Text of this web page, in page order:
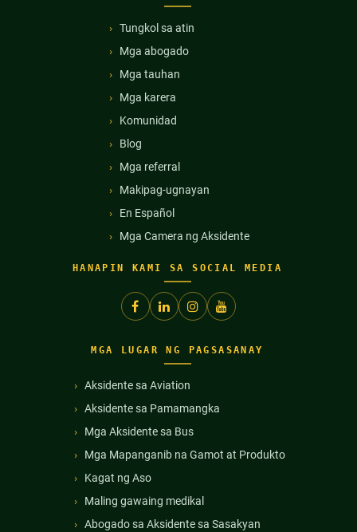
Tungkol sa atin
Mga abogado
Mga tauhan
Mga karera
Komunidad
Blog
Mga referral
Makipag-ugnayan
En Español
Mga Camera ng Aksidente
HANAPIN KAMI SA SOCIAL MEDIA
MGA LUGAR NG PAGSASANAY
Aksidente sa Aviation
Aksidente sa Pamamangka
Mga Aksidente sa Bus
Mga Mapanganib na Gamot at Produkto
Kagat ng Aso
Maling gawaing medikal
Abogado sa Aksidente sa Sasakyan